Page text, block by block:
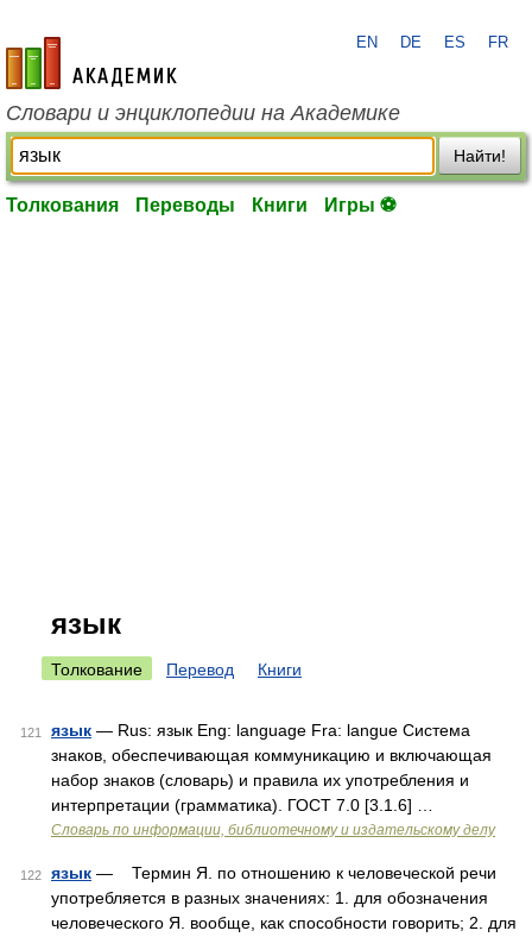
academic.ru
EN DE ES FR
Словари и энциклопедии на Академике
Найти!
Толкования Переводы Книги Игры ⚽
язык
Толкование Перевод Книги
121 язык — Rus: язык Eng: language Fra: langue Система
знаков, обеспечивающая коммуникацию и включающая
набор знаков (словарь) и правила их употребления и
интерпретации (грамматика). ГОСТ 7.0 [3.1.6] …
Словарь по информации, библиотечному и издательскому делу
122 язык — Термин Я. по отношению к человеческой речи
употребляется в разных значениях: 1. для обозначения
человеческого Я. вообще, как способности говорить; 2. для